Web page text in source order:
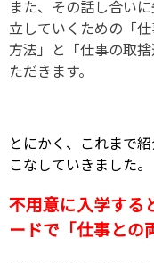
また、その話し合い
立していくための「
方法」と「仕事の取
ただきます。
とにかく、これまで
こなしていきました。
不用意に入学する
ードで「仕事との